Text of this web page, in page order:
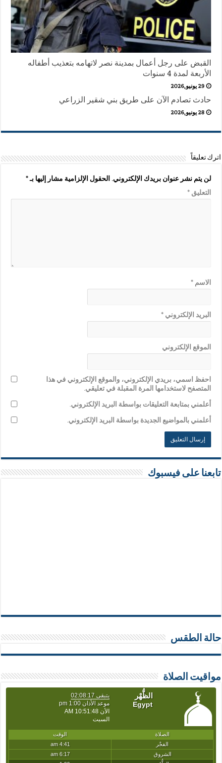
القبض على رجل أعمال بمدينة نصر لاتهامه بتعذيب أطفاله
الأربعة لمدة 4 سنوات
29 يونيو,2026
حادث تصادم الآن على طريق بني شقير الزراعي
28 يونيو,2026
اترك تعليقاً
لن يتم نشر عنوان بريدك الإلكتروني. الحقول الإلزامية مشار إليها بـ*
التعليق*
الاسم*
البريد الإلكتروني*
الموقع الإلكتروني
احفظ اسمي، بريدي الإلكتروني، والموقع الإلكتروني في هذا
المتصفح لاستخدامها المرة المقبلة في تعليقي.
أعلمني بمتابعة التعليقات بواسطة البريد الإلكتروني.
أعلمني بالمواضيع الجديدة بواسطة البريد الإلكتروني.
تابعنا على فيسبوك
حالة الطقس
مواقيت الصلاة